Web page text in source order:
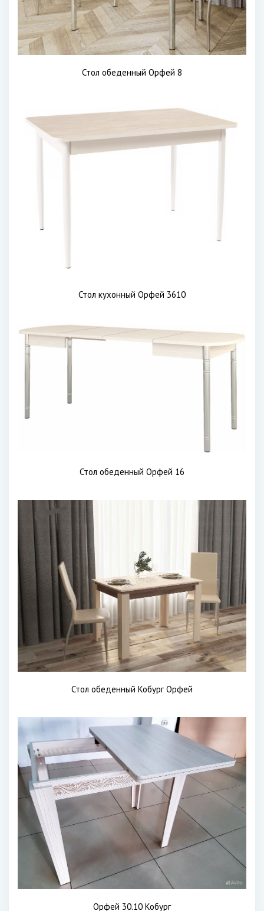
Стол обеденный Орфей 8
Стол кухонный Орфей 3610
Стол обеденный Орфей 16
Стол обеденный Кобург Орфей
Орфей 30.10 Кобург